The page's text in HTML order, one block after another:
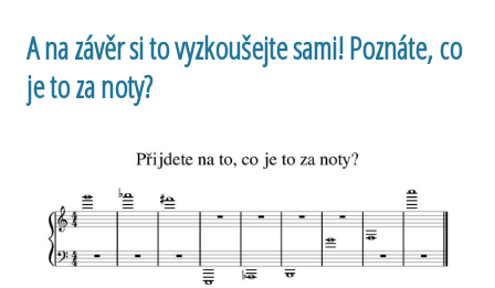
A na závěr si to vyzkoušejte sami! Poznáte, co
je to za noty?